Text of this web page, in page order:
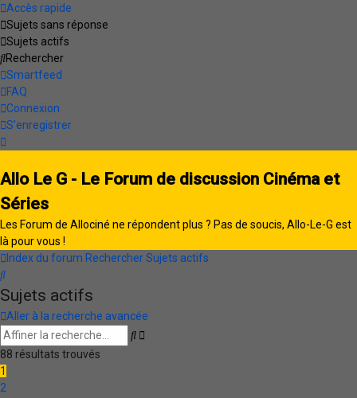
Accès rapide
Sujets sans réponse
Sujets actifs
Rechercher
Smartfeed
FAQ
Connexion
S’enregistrer
Allo Le G - Le Forum de discussion Cinéma et
Séries
Les Forum de Allociné ne répondent plus ? Pas de soucis, Allo-Le-G est
là pour vous !
Index du forum RechercherSujets actifs
Rechercher
Sujets actifs
Aller à la recherche avancée
Rechercher
88 résultats trouvés
1
2